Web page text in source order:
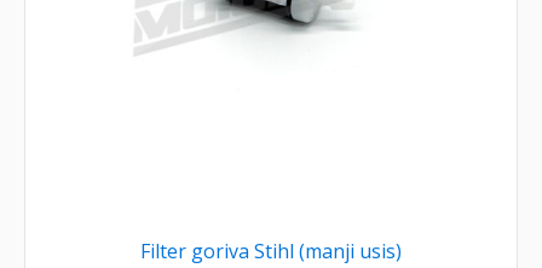
Filter goriva Stihl (manji usis)